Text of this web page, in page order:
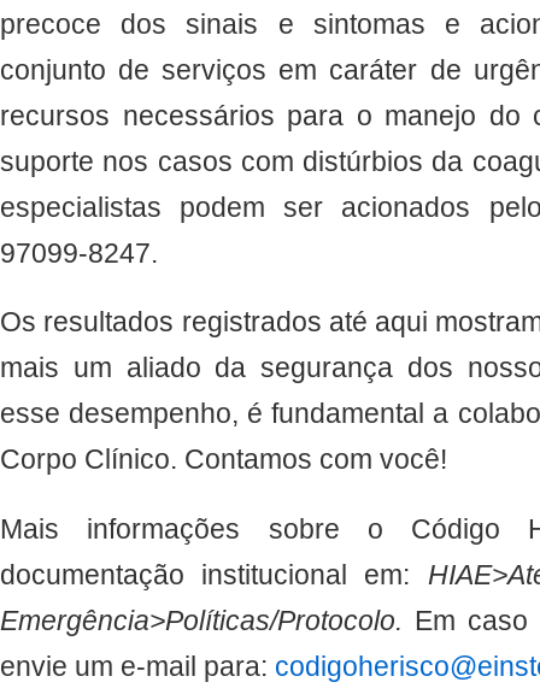
precoce dos sinais e sintomas e
conjunto de serviços em caráter de
recursos necessários para o manejo do
suporte nos casos com distúrbios da
especialistas podem ser acionados
97099-8247.
Os resultados registrados até aqui
mais um aliado da segurança dos
esse desempenho, é fundamental a
Corpo Clínico. Contamos com você!
Mais informações sobre o Código
documentação institucional em:
Emergência>Políticas/Protocolo. Em caso
envie um e-mail para: